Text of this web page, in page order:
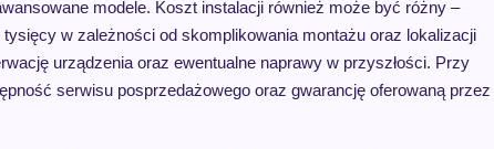
modele. Koszt instalacji również może być różny –
w zależności od skomplikowania montażu oraz lokalizacji
urządzenia oraz ewentualne naprawy w przyszłości. Przy
serwisu posprzedażowego oraz gwarancję oferowaną przez